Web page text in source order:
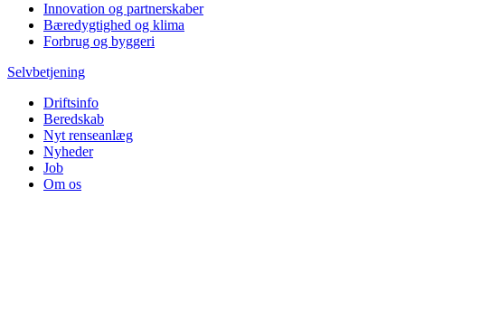
Innovation og partnerskaber
Bæredygtighed og klima
Forbrug og byggeri
Selvbetjening
Driftsinfo
Beredskab
Nyt renseanlæg
Nyheder
Job
Om os